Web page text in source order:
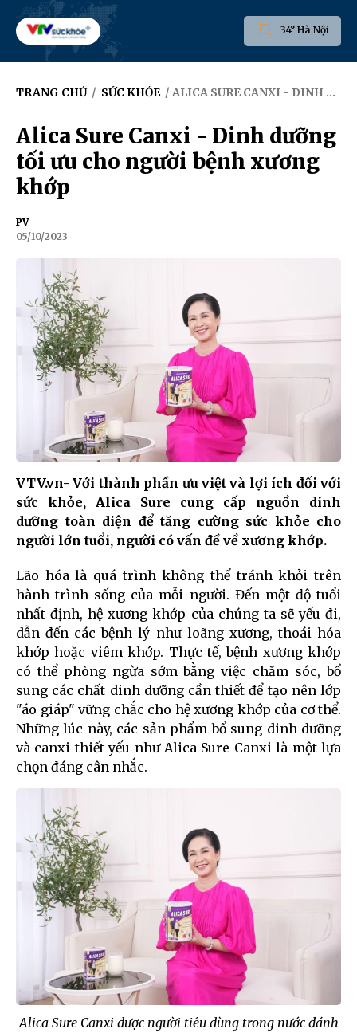
34° Hà Nội
TRANG CHỦ / SỨC KHỎE / ALICA SURE CANXI - DINH DƯỠNG TỐI ƯU CHO NGƯỜI BỆNH XƯƠNG KHỚP
Alica Sure Canxi - Dinh dưỡng
tối ưu cho người bệnh xương
khớp
PV
05/10/2023
VTV.vn- Với thành phần ưu việt và lợi ích đối với
sức khỏe, Alica Sure cung cấp nguồn dinh
dưỡng toàn diện để tăng cường sức khỏe cho
người lớn tuổi, người có vấn đề về xương khớp.
Lão hóa là quá trình không thể tránh khỏi trên
hành trình sống của mỗi người. Đến một độ tuổi
nhất định, hệ xương khớp của chúng ta sẽ yếu đi,
dẫn đến các bệnh lý như loãng xương, thoái hóa
khớp hoặc viêm khớp. Thực tế, bệnh xương khớp
có thể phòng ngừa sớm bằng việc chăm sóc, bổ
sung các chất dinh dưỡng cần thiết để tạo nên lớp
"áo giáp" vững chắc cho hệ xương khớp của cơ thể.
Những lúc này, các sản phẩm bổ sung dinh dưỡng
và canxi thiết yếu như Alica Sure Canxi là một lựa
chọn đáng cân nhắc.
Alica Sure Canxi được người tiêu dùng trong nước đánh